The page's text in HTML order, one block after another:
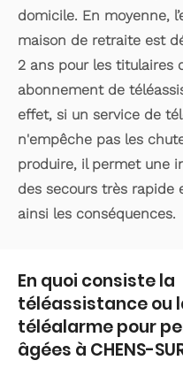
domicile. En moyenne,
maison de retraite est
2 ans pour les titulaires
abonnement de
effet, si un service de
n'empêche pas les
produire, il permet une
des secours très rapide
ainsi les conséquences.
En quoi consiste la
téléassistance ou
téléalarme pour
âgées à CHENS-